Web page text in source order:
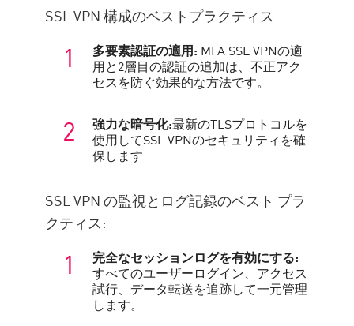
SSL VPN 構成のベストプラクティス:
多要素認証の適用: MFA SSL VPNの適
用と2層目の認証の追加は、不正アク
セスを防ぐ効果的な方法です。
強力な暗号化:最新のTLSプロトコルを
使用してSSL VPNのセキュリティを確
保します
SSL VPN の監視とログ記録のベスト プラ
クティス:
完全なセッションログを有効にする:
すべてのユーザーログイン、アクセス
試行、データ転送を追跡して一元管理
します。